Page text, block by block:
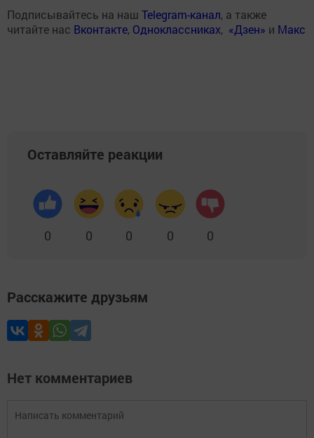
Подписывайтесь на наш Telegram-канал, а также
читайте нас Вконтакте, Одноклассниках, «Дзен» и Макс
Оставляйте реакции
0 0 0 0 0
Расскажите друзьям
Нет комментариев